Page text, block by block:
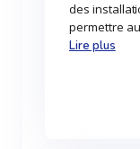
des
permettre
Lire plus